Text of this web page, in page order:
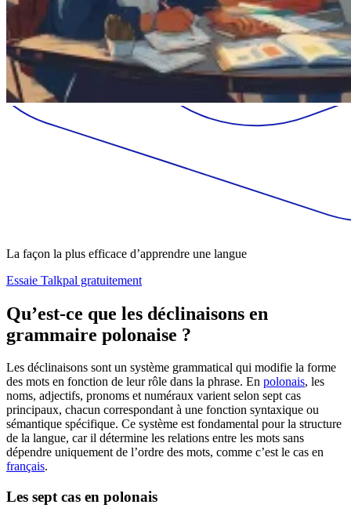
La façon la plus efficace d’apprendre une langue
Essaie Talkpal gratuitement
Qu’est-ce que les déclinaisons en
grammaire polonaise ?
Les déclinaisons sont un système grammatical qui modifie la forme
des mots en fonction de leur rôle dans la phrase. En polonais, les
noms, adjectifs, pronoms et numéraux varient selon sept cas
principaux, chacun correspondant à une fonction syntaxique ou
sémantique spécifique. Ce système est fondamental pour la structure
de la langue, car il détermine les relations entre les mots sans
dépendre uniquement de l’ordre des mots, comme c’est le cas en
français.
Les sept cas en polonais